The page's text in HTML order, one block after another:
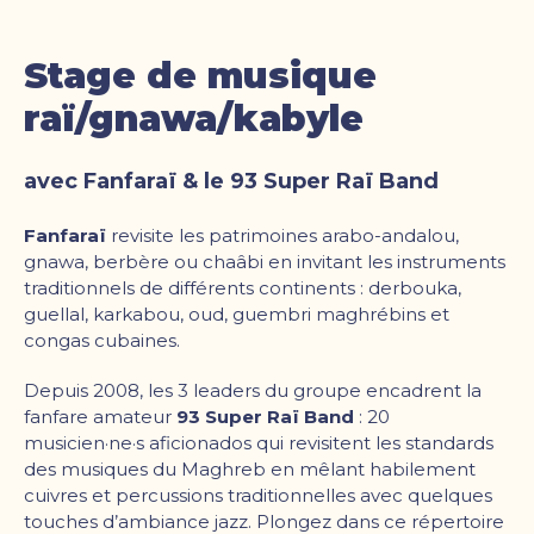
Stage de musique
raï/gnawa/kabyle
avec Fanfaraï & le 93 Super Raï Band
Fanfaraï revisite les patrimoines arabo-andalou,
gnawa, berbère ou chaâbi en invitant les instruments
traditionnels de différents continents : derbouka,
guellal, karkabou, oud, guembri maghrébins et
congas cubaines.
Depuis 2008, les 3 leaders du groupe encadrent la
fanfare amateur 93 Super Raï Band : 20
musicien·ne·s aficionados qui revisitent les standards
des musiques du Maghreb en mêlant habilement
cuivres et percussions traditionnelles avec quelques
touches d’ambiance jazz. Plongez dans ce répertoire